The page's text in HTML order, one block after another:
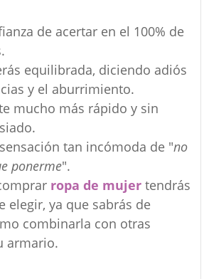
de acertar en el 100% de
equilibrada, diciendo adiós
y el aburrimiento.
mucho más rápido y sin
tan incómoda de "no
ponerme".
ropa de mujertendrás
elegir, ya que sabrás de
combinarla con otras
armario.